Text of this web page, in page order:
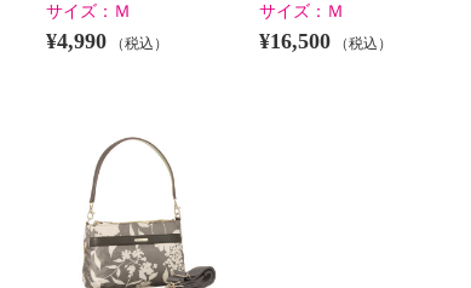
サイズ： Ｍ
¥4,990 （税込）
サイズ： Ｍ
¥16,500 （税込）